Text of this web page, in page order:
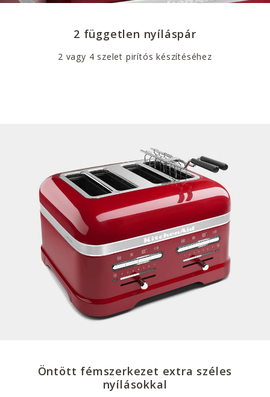
2 független nyíláspár
2 vagy 4 szelet pirítós készítéséhez
Öntött fémszerkezet extra széles
nyílásokkal